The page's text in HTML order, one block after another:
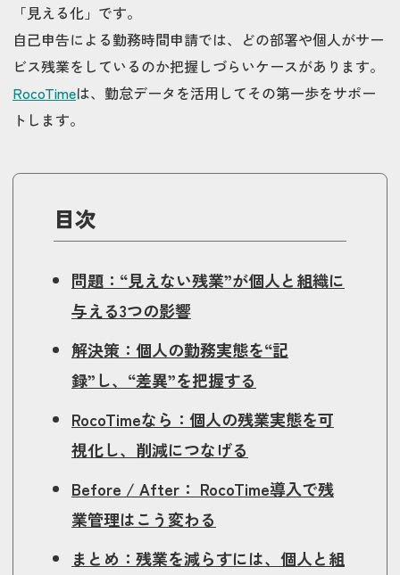
「見える化」です。
自己申告による勤務時間申請では、どの部署や個人がサー
ビス残業をしているのか把握しづらいケースがあります。
RocoTimeは、勤怠データを活用してその第一歩をサポー
トします。
目次
問題：“見えない残業”が個人と組織に
与える3つの影響
解決策：個人の勤務実態を“記
録”し、“差異”を把握する
RocoTimeなら：個人の残業実態を可
視化し、削減につなげる
Before / After： RocoTime導入で残
業管理はこう変わる
まとめ：残業を減らすには、個人と組